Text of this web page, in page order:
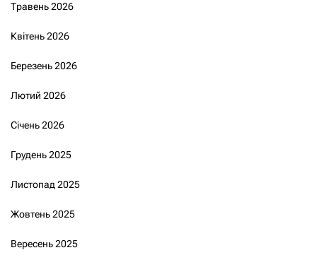
Травень 2026
Квітень 2026
Березень 2026
Лютий 2026
Січень 2026
Грудень 2025
Листопад 2025
Жовтень 2025
Вересень 2025